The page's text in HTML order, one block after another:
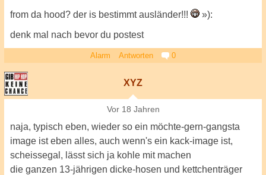
from da hood? der is bestimmt ausländer!!!
»):
denk mal nach bevor du postest
Alarm Antworten 0
XYZ
Vor 18 Jahren
naja, typisch eben, wieder so ein möchte-gern-gangsta
image ist eben alles, auch wenn's ein kack-image ist,
scheissegal, lässt sich ja kohle mit machen
die ganzen 13-jährigen dicke-hosen und kettchenträger